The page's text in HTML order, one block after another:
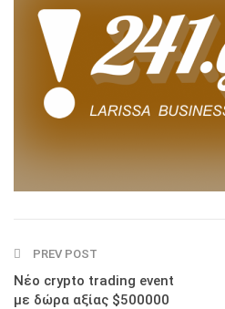
PREV POST
Νέο crypto trading event
με δώρα αξίας $500000